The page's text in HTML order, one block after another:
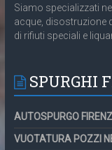
Siamo specializzati
acque, disostruzione
di rifiuti speciali e
SPURGHI
AUTOSPURGO
VUOTATURA POZZI